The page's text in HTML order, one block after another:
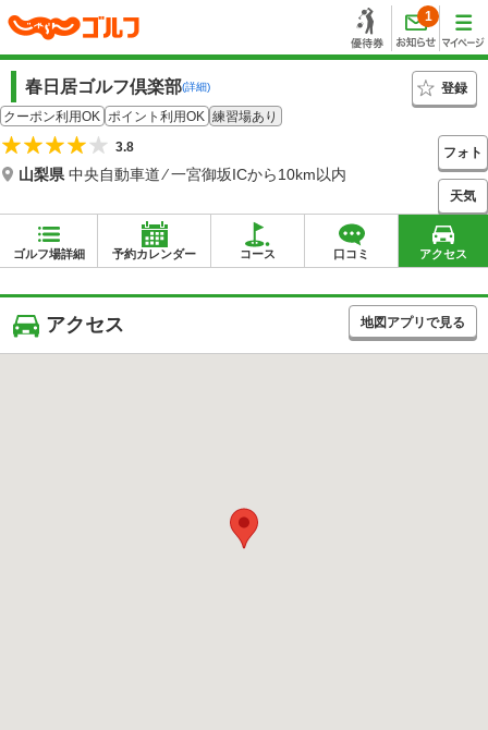
1
春日居ゴルフ倶楽部(詳細)
登録
クーポン利用OK ポイント利用OK 練習場あり
3.8
山梨県 中央自動車道 ⁄ 一宮御坂ICから10km以内
フォト
天気
ゴルフ場詳細 予約カレンダー コース 口コミ アクセス
アクセス 地図アプリで見る